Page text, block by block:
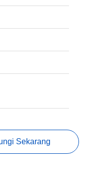
Sekarang